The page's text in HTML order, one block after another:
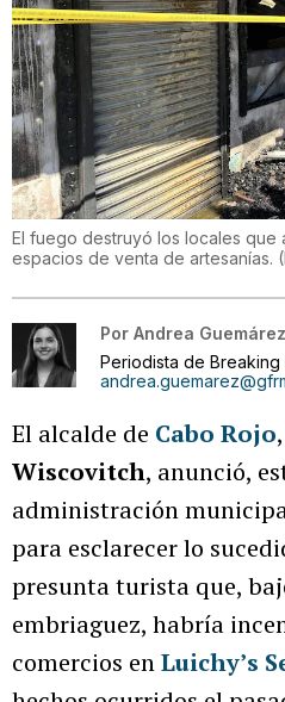
El fuego destruyó los locales que
espacios de venta de artesanías. (
Por Andrea
Periodista de Breaking
El alcalde de Cabo Rojo,
Wiscovitch, anunció,
administración
para esclarecer lo
presunta turista que,
embriaguez, habría
comercios enLuichy’s